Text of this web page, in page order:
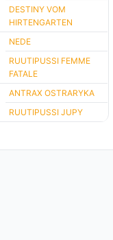
DESTINY VOM
HIRTENGARTEN
NEDE
RUUTIPUSSI FEMME
FATALE
ANTRAX OSTRARYKA
RUUTIPUSSI JUPY